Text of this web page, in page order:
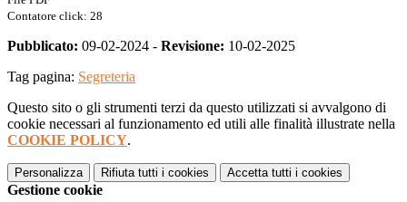
Contatore click: 28
Pubblicato: 09-02-2024 - Revisione: 10-02-2025
Tag pagina: Segreteria
Questo sito o gli strumenti terzi da questo utilizzati si avvalgono di
cookie necessari al funzionamento ed utili alle finalità illustrate nella
COOKIE POLICY.
Personalizza Rifiuta tutti i cookies Accetta tutti i cookies
Gestione cookie